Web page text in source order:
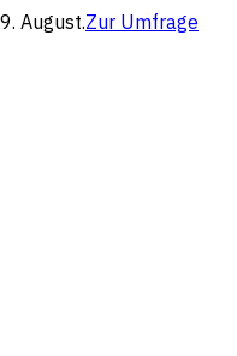
August.Zur Umfrage